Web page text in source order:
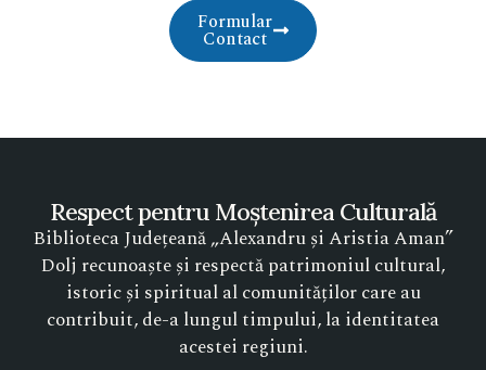
Formular
Contact
Respect pentru Moștenirea Culturală
Biblioteca Județeană „Alexandru și Aristia Aman”
Dolj recunoaște și respectă patrimoniul cultural,
istoric și spiritual al comunităților care au
contribuit, de-a lungul timpului, la identitatea
acestei regiuni.